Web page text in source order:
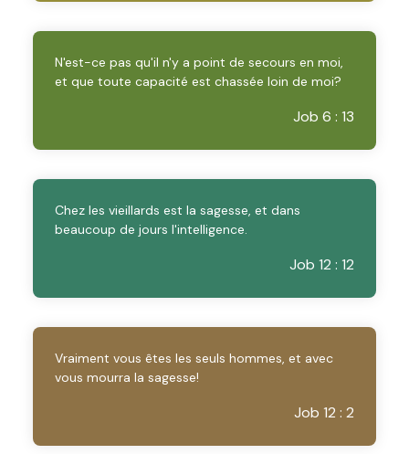
N'est-ce pas qu'il n'y a point de secours en moi,
et que toute capacité est chassée loin de moi?
Job 6 : 13
Chez les vieillards est la sagesse, et dans
beaucoup de jours l'intelligence.
Job 12 : 12
Vraiment vous êtes les seuls hommes, et avec
vous mourra la sagesse!
Job 12 : 2